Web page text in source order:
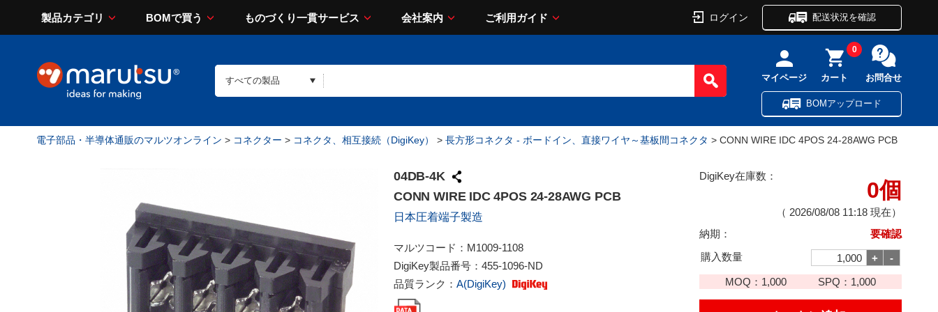
製品カテゴリ BOMで買う ものづくり一貫サービス 会社案内 ご利用ガイド ログイン 配送状況を確認
マイページ カート
0
お問合せ
BOMアップロード
電子部品・半導体通販のマルツオンライン > コネクター > コネクタ、相互接続（DigiKey） > 長方形コネクタ - ボードイン、直接ワイヤ～基板間コネクタ > CONN WIRE IDC 4POS 24-28AWG PCB
04DB-4K
CONN WIRE IDC 4POS 24-28AWG PCB
日本圧着端子製造
マルツコード： M1009-1108
DigiKey製品番号： 455-1096-ND
品質ランク： A(DigiKey)
DigiKey在庫数：
0個
（ 2026/08/08 11:18 現在）
納期：
要確認
購入数量
MOQ： 1,000 SPQ： 1,000